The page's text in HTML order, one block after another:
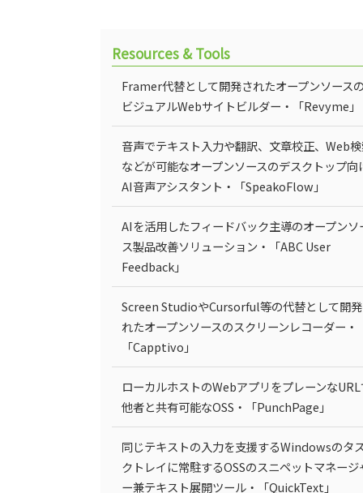
Resources & Tools
Framer代替として開発されたオープンソース
ビジュアルWebサイトビルダー・「Revyme」
音声でテキスト入力や翻訳、文章校正、Web
などが可能なオープンソースのデスクトップ向
AI音声アシスタント・「SpeakoFlow」
AIを活用したフィードバック主導のオープンソ
ス製品改善ソリューション・「ABC User
Feedback」
Screen StudioやCursorful等の代替として開
れたオープンソースのスクリーンレコーダー・
「Capptivo」
ローカルホストのWebアプリをプレーンな
他者と共有可能なOSS・「PunchPage」
同じテキストの入力を支援するWindowsのタ
クトレイに常駐するOSSのスニペットマネージ
ー兼テキスト展開ツール・「QuickText」